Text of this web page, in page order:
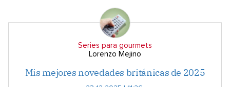
Series para gourmets
Lorenzo Mejino
Mis mejores novedades británicas de 2025